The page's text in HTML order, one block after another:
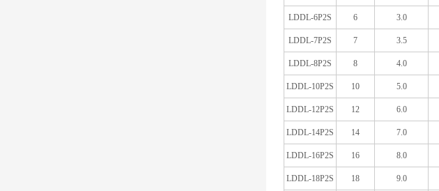
LDDL-6P2S 6 3.0
LDDL-7P2S 7 3.5
LDDL-8P2S 8 4.0
LDDL-10P2S 10 5.0
LDDL-12P2S 12 6.0
LDDL-14P2S 14 7.0
LDDL-16P2S 16 8.0
LDDL-18P2S 18 9.0